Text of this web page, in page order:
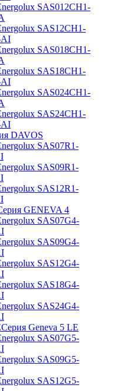
SAS012CH1-
SAS12CH1-
AI
SAS018CH1-
SAS18CH1-
AI
SAS024CH1-
SAS24CH1-
AI
DAVOS
SAS07R1-
SAS09R1-
SAS12R1-
GENEVA 4
SAS07G4-
SAS09G4-
SAS12G4-
SAS18G4-
SAS24G4-
Серия Geneva 5 LE
SAS07G5-
SAS09G5-
SAS12G5-